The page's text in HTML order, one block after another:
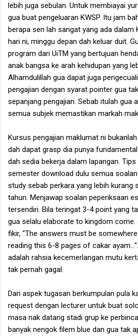
lebih juga sebulan. Untuk membiayai
gua buat pengeluaran KWSP. Itu jam
berapa sen lah sangat yang ada dalam
hari ni, minggu depan dah keluar duit.
program dari UiTM yang bertujuan
anak bangsa ke arah kehidupan yang
Alhamdulillah gua dapat juga
pengajian dengan syarat pointer gua
sepanjang pengajian. Sebab itulah gua
semua subjek memastikan markah
Kursus pengajian maklumat ni
dah dapat grasp dia punya
dah sedia bekerja dalam lapangan.
semester download dulu semua
study sebab perkara yang lebih kurang
tahun. Menjawap soalan peperiksaan
tersendiri. Bila teringat 3-4 point yang
gua selalu elaborate to kingdom come.
fikir, "The answers must be
reading this 6-8 pages of cakar
adalah rahsia kecemerlangan mutu
tak pernah gagal.
Dari aspek tugasan berkumpulan pula
request dengan lecturer untuk buat
masa nak datang stadi grup ke
banyak nengok filem blue dan gua tak